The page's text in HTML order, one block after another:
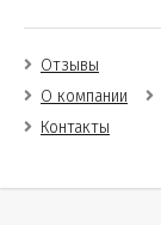
Отзывы
О компании
Контакты